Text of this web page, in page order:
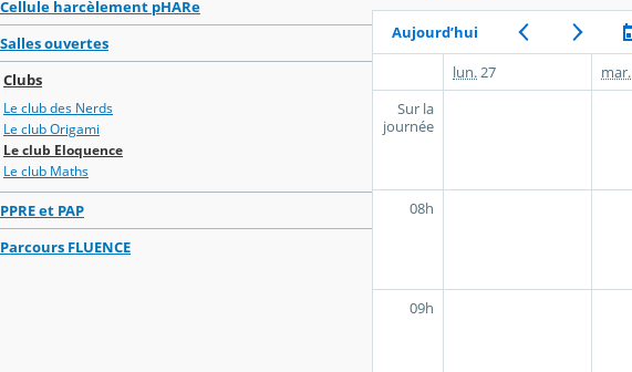
Cellule harcèlement pHARe
Salles ouvertes
Clubs
Le club des Nerds
Le club Origami
Le club Eloquence
Le club Maths
PPRE et PAP
Parcours FLUENCE
Aujourd’hui
lun. 27 mar.
Sur la
journée
08h
09h